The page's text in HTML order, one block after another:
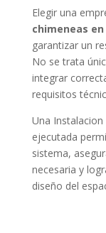
Elegir una
chimeneas
garantizar un
No se trata
integrar
requisitos
Una
ejecutada
sistema,
necesaria y
diseño del